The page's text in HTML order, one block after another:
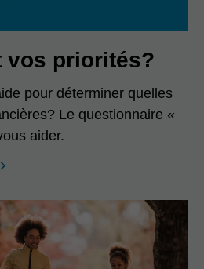
vos priorités?
pour déterminer quelles
Le questionnaire «
aider.
opens in a new window